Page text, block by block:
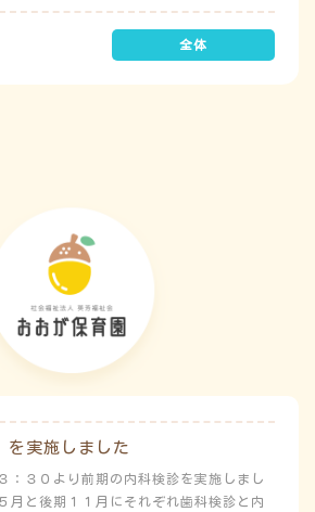
全体集合をして人数確認をした後、各ク
防災関係の講話をしました。 ※当園は、
避難することを想定（敷地面積が広いた
を実施しました
：３０より前期の内科検診を実施しまし
月と後期１１月にそれぞれ歯科検診と内